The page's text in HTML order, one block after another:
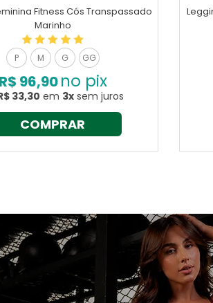
Fitness Cós Transpassado
Marinho
P M G GG
R$ 96,90no pix
33,30 em 3xsem juros
COMPRAR